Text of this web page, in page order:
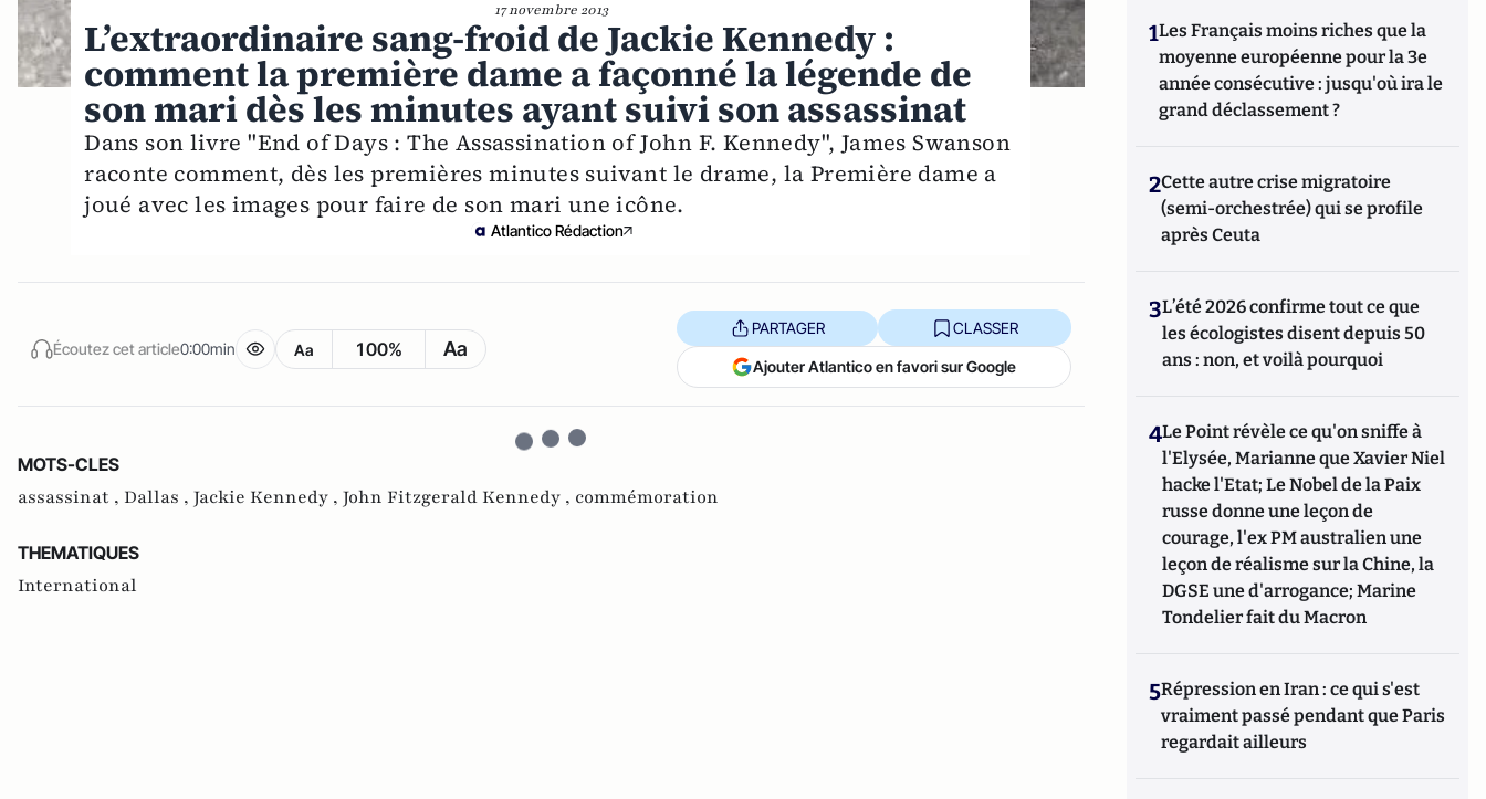
17 novembre 2013
L’extraordinaire sang-froid de Jackie Kennedy :
comment la première dame a façonné la légende de
son mari dès les minutes ayant suivi son assassinat
Dans son livre "End of Days : The Assassination of John F. Kennedy", James Swanson
raconte comment, dès les premières minutes suivant le drame, la Première dame a
joué avec les images pour faire de son mari une icône.
Atlantico Rédaction
Écoutez cet article0:00min Aa 100% Aa
PARTAGER CLASSER
Ajouter Atlantico en favori sur Google
MOTS-CLES
assassinat , Dallas , Jackie Kennedy , John Fitzgerald Kennedy , commémoration
THEMATIQUES
International
1Les Français moins riches que la
moyenne européenne pour la 3e
année consécutive : jusqu'où ira le
grand déclassement ?
2Cette autre crise migratoire
(semi-orchestrée) qui se profile
après Ceuta
3L’été 2026 confirme tout ce que
les écologistes disent depuis 50
ans : non, et voilà pourquoi
4Le Point révèle ce qu'on sniffe à
l'Elysée, Marianne que Xavier Niel
hacke l'Etat; Le Nobel de la Paix
russe donne une leçon de
courage, l'ex PM australien une
leçon de réalisme sur la Chine, la
DGSE une d'arrogance; Marine
Tondelier fait du Macron
5Répression en Iran : ce qui s'est
vraiment passé pendant que Paris
regardait ailleurs